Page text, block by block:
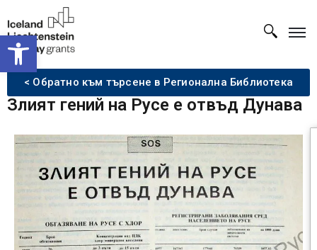
Open toolbar
< Обратно към търсене в Регионална Библиотека
Злият гений на Русе е отвъд Дунава